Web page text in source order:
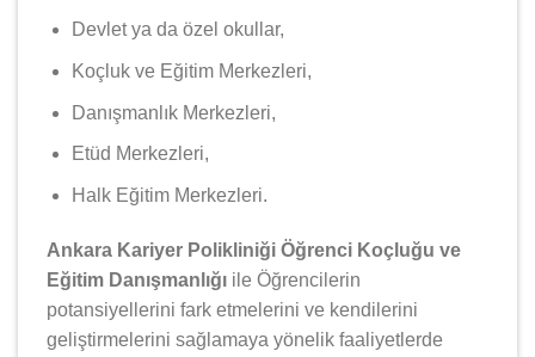
Devlet ya da özel okullar,
Koçluk ve Eğitim Merkezleri,
Danışmanlık Merkezleri,
Etüd Merkezleri,
Halk Eğitim Merkezleri.
Ankara Kariyer Polikliniği Öğrenci Koçluğu ve
Eğitim Danışmanlığı ile Öğrencilerin
potansiyellerini fark etmelerini ve kendilerini
geliştirmelerini sağlamaya yönelik faaliyetlerde